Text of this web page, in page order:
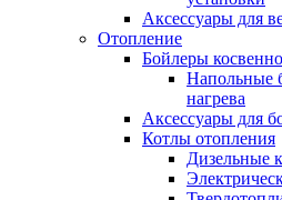
Аксессуары для
Отопление
Бойлеры
Напольные
нагрева
Аксессуары для
Котлы отопления
Дизельные